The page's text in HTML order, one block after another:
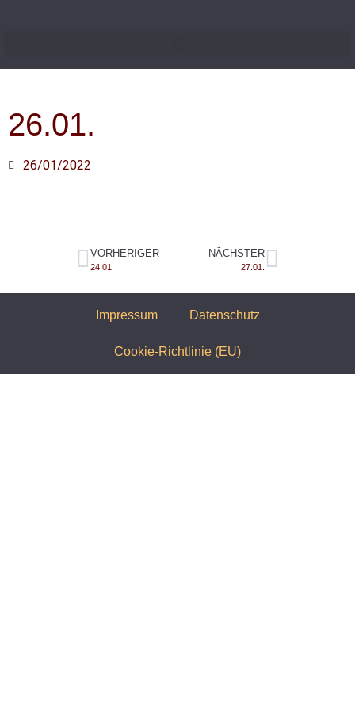
26.01.
26/01/2022
VORHERIGER
24.01.
NÄCHSTER
27.01.
Impressum Datenschutz
Cookie-Richtlinie (EU)